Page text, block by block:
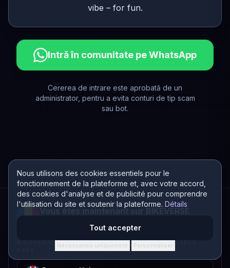
Nous utilisons des cookies essentiels pour le
fonctionnement de la plateforme et, avec votre accord,
des cookies d'analyse et de publicité pour comprendre
l'utilisation du site et soutenir la plateforme. Détails
Tout accepter
Nécessaires uniquement · Personnaliser
vibe – for fun.
Intră în comunitate pe WhatsApp
Cererea de intrare este aprobată de un
administrator, pentru a evita conturi de tip scam
sau bot.
Vous êtes maintenant sur BIKEVERSE
BIKEVERSE EST AUSSI DISPONIBLE DANS D’AUTRES